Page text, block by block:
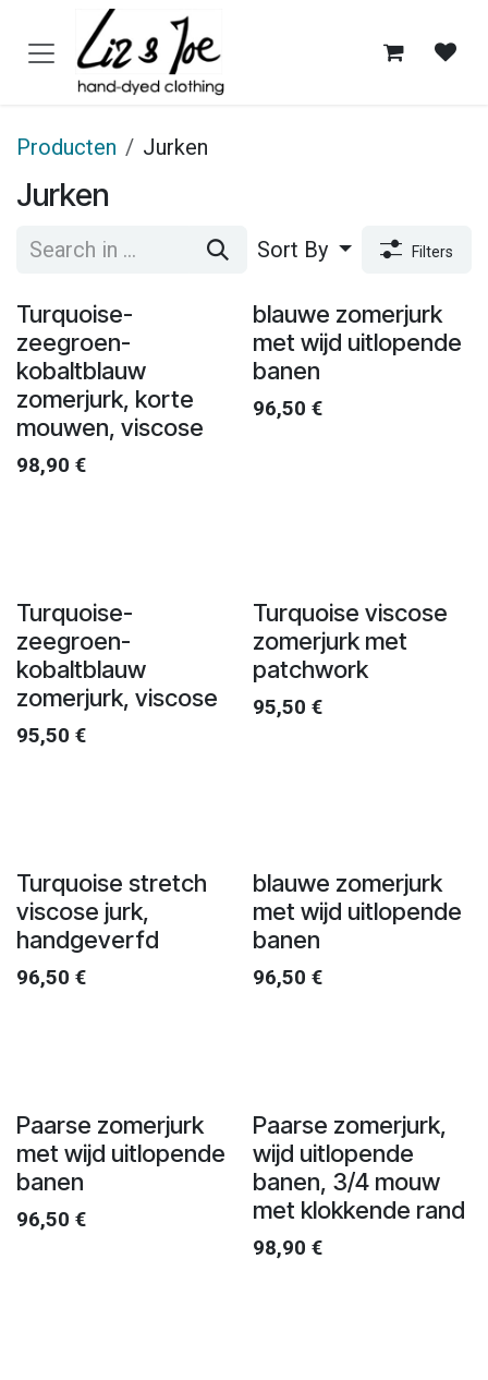
Overslaan naar inhoud
Producten Jurken
Jurken
Sort By Filters
Turquoise-
zeegroen-
kobaltblauw
zomerjurk, korte
mouwen, viscose
98,90 €
blauwe zomerjurk
met wijd uitlopende
banen
96,50 €
Turquoise-
zeegroen-
kobaltblauw
zomerjurk, viscose
95,50 €
Turquoise viscose
zomerjurk met
patchwork
95,50 €
Turquoise stretch
viscose jurk,
handgeverfd
96,50 €
blauwe zomerjurk
met wijd uitlopende
banen
96,50 €
Paarse zomerjurk
met wijd uitlopende
banen
96,50 €
Paarse zomerjurk,
wijd uitlopende
banen, 3/4 mouw
met klokkende rand
98,90 €